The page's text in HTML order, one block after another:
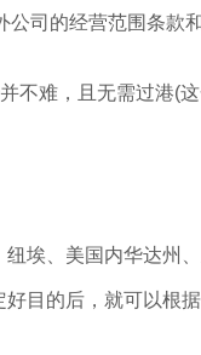
司的经营范围条款
不难，且无需过港(
埃、美国内华达州、
目的后，就可以根